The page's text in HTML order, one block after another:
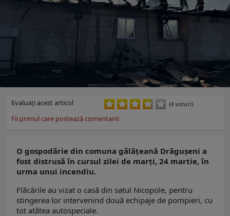
Evaluaţi acest articol (4 voturi)
Fii primul care postează comentarii!
O gospodărie din comuna gălățeană Drăgușeni a
fost distrusă în cursul zilei de marți, 24 martie, în
urma unui incendiu.
Flăcările au vizat o casă din satul Nicopole, pentru
stingerea lor intervenind două echipaje de pompieri, cu
tot atâtea autospeciale.